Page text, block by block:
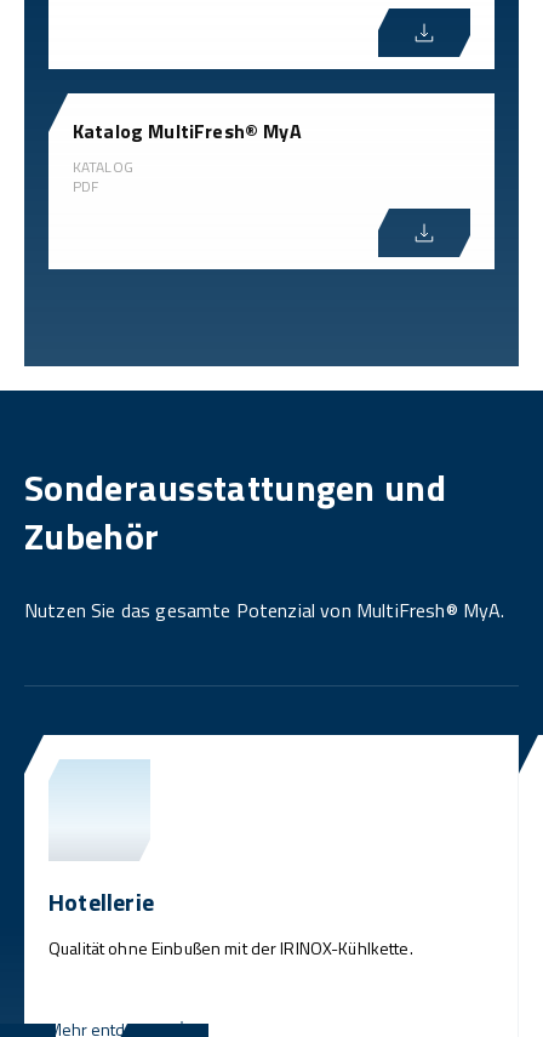
Katalog MultiFresh® MyA
KATALOG
PDF
Sonderausstattungen und
Zubehör
Nutzen Sie das gesamte Potenzial von MultiFresh® MyA.
Hotellerie
Qualität ohne Einbußen mit der IRINOX-Kühlkette.
Mehr entdecken